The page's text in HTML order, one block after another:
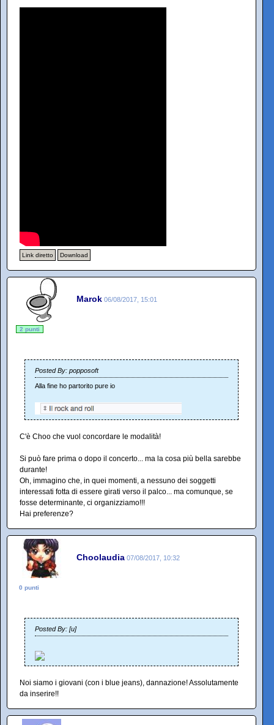
Link diretto Download
Marok 06/08/2017, 15:01
2 punti
Posted By: popposoft
Alla fine ho partorito pure io
C'è Choo che vuol concordare le modalità!
Si può fare prima o dopo il concerto... ma la cosa più bella sarebbe
durante!
Oh, immagino che, in quei momenti, a nessuno dei soggetti
interessati fotta di essere girati verso il palco... ma comunque, se
fosse determinante, ci organizziamo!!!
Hai preferenze?
Choolaudia 07/08/2017, 10:32
0 punti
Posted By: [u]
Noi siamo i giovani (con i blue jeans), dannazione! Assolutamente
da inserire!!